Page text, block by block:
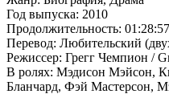
Год выпуска: 2010
Продолжительность: 01:28:57
Перевод: Любительский
Режиссер: Грегг Чемпион /
В ролях: Мэдисон Мэйсон,
Бланчард, Фэй Мастерсон,